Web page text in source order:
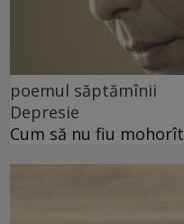
poemul săptămînii
Depresie
Cum să nu fiu mohorît